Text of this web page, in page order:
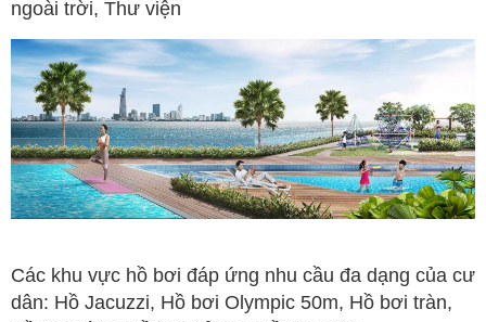
ngoài trời, Thư viện
Các khu vực hồ bơi đáp ứng nhu cầu đa dạng của cư
dân: Hồ Jacuzzi, Hồ bơi Olympic 50m, Hồ bơi tràn,